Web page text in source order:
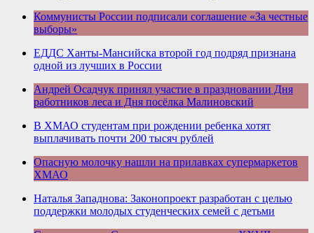
Коммунисты России подписали соглашение «За честные
выборы»
ЕДДС Ханты-Мансийска второй год подряд признана
одной из лучших в России
Андрей Осадчук принял участие в праздновании Дня
работников леса и Дня посёлка Малиновский
В ХМАО студентам при рождении ребенка хотят
выплачивать почти 200 тысяч рублей
Опасную молочку нашли на прилавках супермаркетов
ХМАО
Наталья Западнова: Законопроект разработан с целью
поддержки молодых студенческих семей с детьми